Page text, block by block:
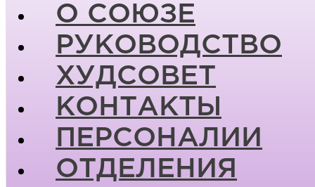
О СОЮЗЕ
РУКОВОДСТВО
ХУДСОВЕТ
КОНТАКТЫ
ПЕРСОНАЛИИ
ОТДЕЛЕНИЯ